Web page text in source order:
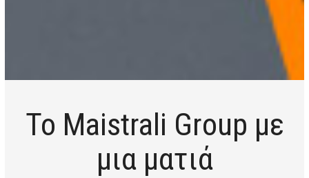
Το Maistrali Group με
μια ματιά